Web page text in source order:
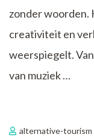
zonder woorden.
creativiteit en
weerspiegelt.
van muziek …
alternative-tourism